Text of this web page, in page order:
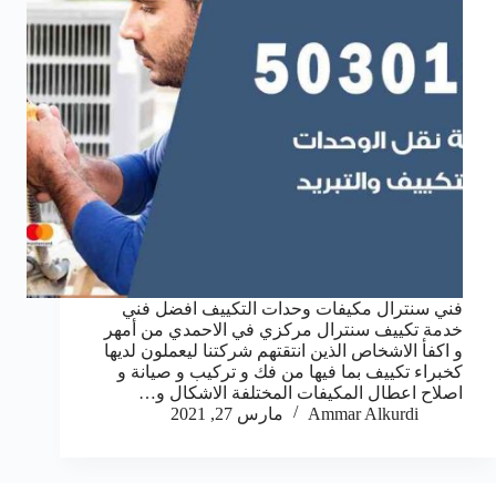
فني سنترال مكيفات وحدات التكييف افضل فني
خدمة تكييف سنترال مركزي في الاحمدي من أمهر
و اكفأ الاشخاص الذين انتقتهم شركتنا ليعملون لديها
كخبراء تكييف بما فيها من فك و تركيب و صيانة و
اصلاح اعطال المكيفات المختلفة الاشكال و…
Ammar Alkurdi
مارس 27, 2021